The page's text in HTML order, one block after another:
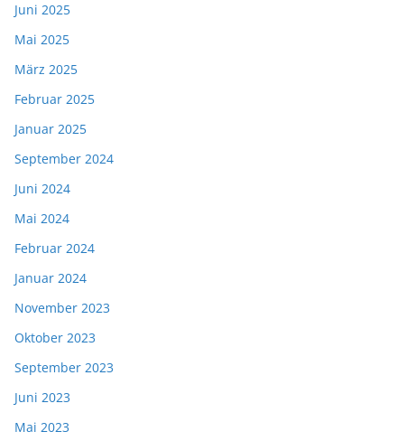
Juni 2025
Mai 2025
März 2025
Februar 2025
Januar 2025
September 2024
Juni 2024
Mai 2024
Februar 2024
Januar 2024
November 2023
Oktober 2023
September 2023
Juni 2023
Mai 2023